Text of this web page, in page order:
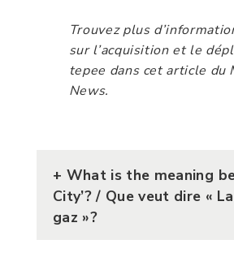
Trouvez plus
sur l’acquisition et le
tepee dans cet article du
News.
+ What is the meaning
City’?/ Que veut dire «
gaz »?